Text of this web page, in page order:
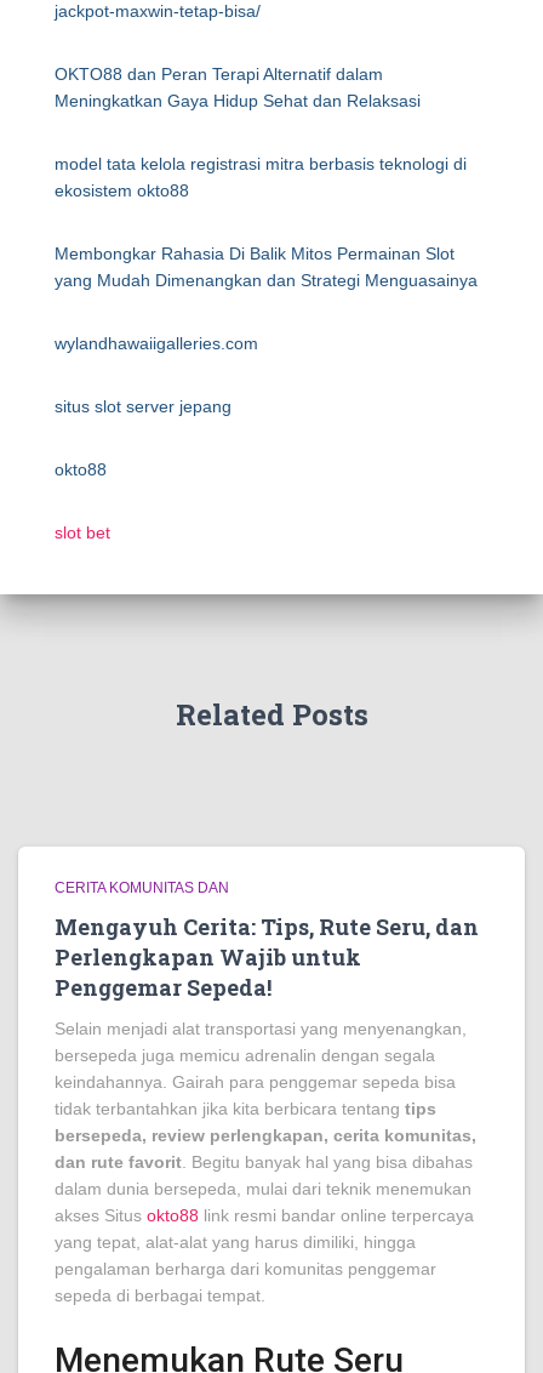
jackpot-maxwin-tetap-bisa/
OKTO88 dan Peran Terapi Alternatif dalam
Meningkatkan Gaya Hidup Sehat dan Relaksasi
model tata kelola registrasi mitra berbasis teknologi di
ekosistem okto88
Membongkar Rahasia Di Balik Mitos Permainan Slot
yang Mudah Dimenangkan dan Strategi Menguasainya
wylandhawaiigalleries.com
situs slot server jepang
okto88
slot bet
Related Posts
CERITA KOMUNITAS DAN
Mengayuh Cerita: Tips, Rute Seru, dan
Perlengkapan Wajib untuk
Penggemar Sepeda!
Selain menjadi alat transportasi yang menyenangkan,
bersepeda juga memicu adrenalin dengan segala
keindahannya. Gairah para penggemar sepeda bisa
tidak terbantahkan jika kita berbicara tentang tips
bersepeda, review perlengkapan, cerita komunitas,
dan rute favorit . Begitu banyak hal yang bisa dibahas
dalam dunia bersepeda, mulai dari teknik menemukan
akses Situs okto88 link resmi bandar online terpercaya
yang tepat, alat-alat yang harus dimiliki, hingga
pengalaman berharga dari komunitas penggemar
sepeda di berbagai tempat.
Menemukan Rute Seru